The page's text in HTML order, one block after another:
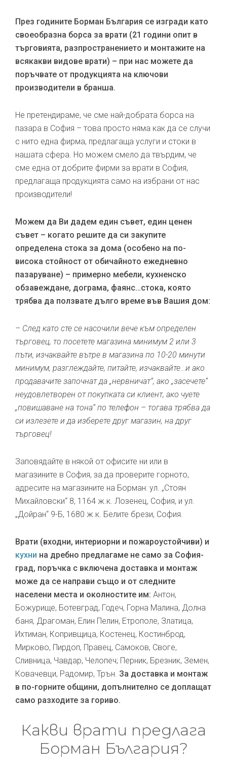
През годините Борман България се изгради като
своеобразна борса за врати (21 години опит в
търговията, разпространението и монтажите на
всякакви видове врати) – при нас можете да
поръчвате от продукцията на ключови
производители в бранша.
Не претендираме, че сме най-добрата борса на
пазара в София – това просто няма как да се случи
с нито една фирма, предлагаща услуги и стоки в
нашата сфера. Но можем смело да твърдим, че
сме една от добрите фирми за врати в София,
предлагаща продукцията само на избрани от нас
производители!
Можем да Ви дадем един съвет, един ценен
съвет – когато решите да си закупите
определена стока за дома (особено на по-
висока стойност от обичайното ежедневно
пазаруване) – примерно мебели, кухненско
обзавеждане, дограма, фаянс…стока, която
трябва да ползвате дълго време във Вашия дом:
– След като сте се насочили вече към определен
търговец, то посетете магазина минимум 2 или 3
пъти, изчаквайте вътре в магазина по 10-20 минути
минимум, разглеждайте, питайте, изчаквайте…и ако
продавачите започнат да „нервничат“, ако „засечете“
неудовлетворен от покупката си клиент, ако чуете
„повишаване на тона“ по телефон – тогава трябва да
си излезете и да изберете друг магазин, на друг
търговец!
Заповядайте в някой от офисите ни или в
магазините в София, за да проверите горното,
адресите на магазините на Борман: ул. „Стоян
Михайловски“ 8, 1164 ж.к. Лозенец, София, и ул.
„Дойран“ 9-Б, 1680 ж.к. Белите брези, София.
Врати (входни, интериорни и пожароустойчиви) и
кухни на дребно предлагаме не само за София-
град, поръчка с включена доставка и монтаж
може да се направи също и от следните
населени места и околностите им: Антон,
Божурище, Ботевград, Годеч, Горна Малина, Долна
баня, Драгоман, Елин Пелин, Етрополе, Златица,
Ихтиман, Копривщица, Костенец, Костинброд,
Мирково, Пирдоп, Правец, Самоков, Своге,
Сливница, Чавдар, Челопеч; Перник, Брезник, Земен,
Ковачевци, Радомир, Трън. За доставка и монтаж
в по-горните общини, допълнително се доплащат
само разходите за гориво.
Какви врати предлага
Борман България?